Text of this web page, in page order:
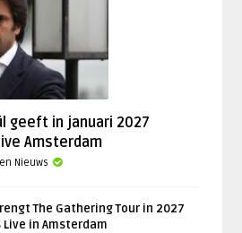
geeft in januari 2027
Amsterdam
Nieuws
The Gathering Tour in 2027
Live in Amsterdam